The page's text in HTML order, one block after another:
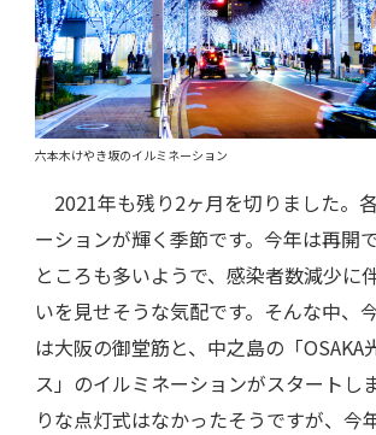
六本木けやき坂のイルミネーション
2021年も残り2ヶ月を切りました。
ーションが輝く季節です。今年は再開
ところも多いようで、感染者数減少に
いを見せそうな気配です。そんな中、
は大阪の御堂筋と、中之島の「OSAKA
ス」のイルミネーションがスタートし
りな点灯式はなかったそうですが、今